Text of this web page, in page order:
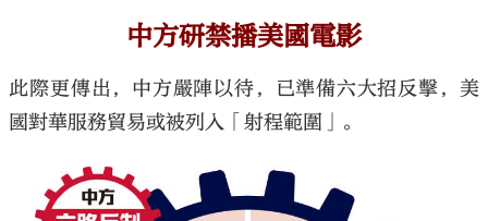
中方研禁播美國電影
此際更傳出，中方嚴陣以待，已準備六大招反擊，美
國對華服務貿易或被列入「射程範圍」。